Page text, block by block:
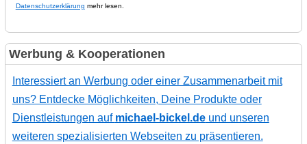
Datenschutzerklärung mehr lesen.
Werbung & Kooperationen
Interessiert an Werbung oder einer Zusammenarbeit mit
uns? Entdecke Möglichkeiten, Deine Produkte oder
Dienstleistungen auf michael-bickel.deund unseren
weiteren spezialisierten Webseiten zu präsentieren.